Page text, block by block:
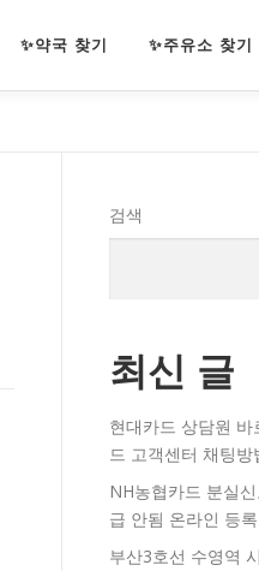
✨약국 찾기 ✨주유소 찾기
검색
최신 글
현대카드 상담원
드 고객센터 채팅방
NH농협카드 분실
급 안됨 온라인 등
부산3호선 수영역